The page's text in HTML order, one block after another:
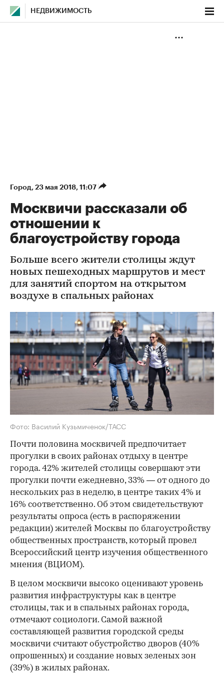
НЕДВИЖИМОСТЬ
Город⁠, 23 мая 2018, 11:07
Москвичи рассказали об
отношении к
благоустройству города
Больше всего жители столицы ждут
новых пешеходных маршрутов и мест
для занятий спортом на открытом
воздухе в спальных районах
Фото: Василий Кузьмиченок/ТАСС
Почти половина москвичей предпочитает
прогулки в своих районах отдыху в центре
города. 42% жителей столицы совершают эти
прогулки почти ежедневно, 33% — от одного до
нескольких раз в неделю, в центре таких 4% и
16% соответственно. Об этом свидетельствуют
результаты опроса (есть в распоряжении
редакции) жителей Москвы по благоустройству
общественных пространств, который провел
Всероссийский центр изучения общественного
мнения (ВЦИОМ).
В целом москвичи высоко оценивают уровень
развития инфраструктуры как в центре
столицы, так и в спальных районах города,
отмечают социологи. Самой важной
составляющей развития городской среды
москвичи считают обустройство дворов (40%
опрошенных) и создание новых зеленых зон
(39%) в жилых районах.